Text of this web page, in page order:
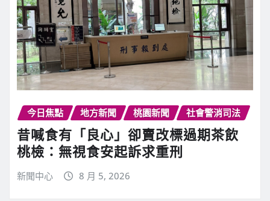
今日焦點 地方新聞 桃園新聞 社會警消司法
昔喊食有「良心」卻賣改標過期茶飲
桃檢：無視食安起訴求重刑
新聞中心 8 月 5, 2026